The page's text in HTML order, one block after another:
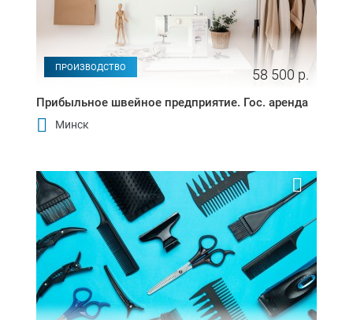
ПРОИЗВОДСТВО 58 500 р.
Прибыльное швейное предприятие. Гос. аренда
Минск